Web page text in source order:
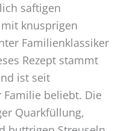
saftigen
knusprigen
Familienklassiker
Rezept stammt
ist seit
beliebt. Die
Quarkfüllung,